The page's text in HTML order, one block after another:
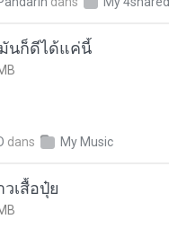
นก็ดีได้แค่นี้
dans My Music
วเสื้อปุ๋ย